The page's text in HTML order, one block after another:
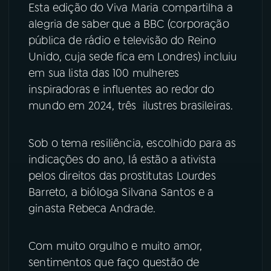
08FESTIVAL DE MÚSICA
ACOMPANHE A RÁDIO NACIONAL
YouTube Facebook
Instagram X
TikTok
Esta edição do Viva Maria compartilha a
alegria de saber que a BBC (corporação
pública de rádio e televisão do Reino
Unido, cuja sede fica em Londres) incluiu
em sua lista das 100 mulheres
inspiradoras e influentes ao redor do
mundo em 2024, três ilustres brasileiras.
Sob o tema resiliência, escolhido para as
indicações do ano, lá estão a ativista
pelos direitos das prostitutas Lourdes
Barreto, a bióloga Silvana Santos e a
ginasta Rebeca Andrade.
Com muito orgulho e muito amor,
sentimentos que faço questão de